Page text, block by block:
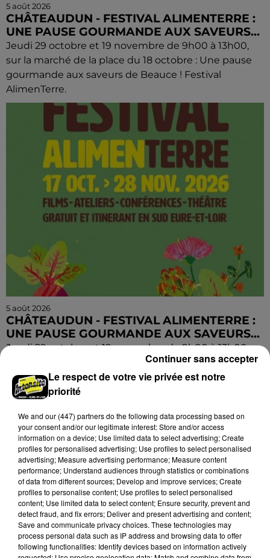
5 août 2026
CHÂTEAUDUN - FESTIVAL ALIMENTERRE :
UNE PAUSE GOURMANDE AUX SAVEURS...
Jeudi 29 octobre et 19 novembre de 9h00 à 13h00,
sur la marché de la place du 18 octobre : Une pause
gourmande aux saveurs de Beauce ! Festival
AlimenTerre.
5 août 2026
CHÂTEAUDUN - FESTIVAL ALIMENTERRE :
UNE PAUSE GOURMANDE AUX SAVEURS...
Jeudi 29 octobre et 19 novembre de 9h00 à 13h00,
sur la marché de la place du 18 octobre : Une pause
gourmande aux saveurs de Beauce ! Festival
AlimenTerre.
Le respect de votre vie privée est notre
priorité
We and our (447) partnersdo the following data processing based on
your consent and/or our legitimate interest: Store and/or access
information on a device; Use limited data to select advertising; Create
profiles for personalised advertising; Use profiles to select personalised
advertising; Measure advertising performance; Measure content
performance; Understand audiences through statistics or combinations
of data from different sources; Develop and improve services; Create
profiles to personalise content; Use profiles to select personalised
content; Use limited data to select content; Ensure security, prevent and
detect fraud, and fix errors; Deliver and present advertising and content;
Save and communicate privacy choices. These technologies may
process personal data such as IP address and browsing data to offer
following functionalities: Identify devices based on information actively
Continuer sans accepter